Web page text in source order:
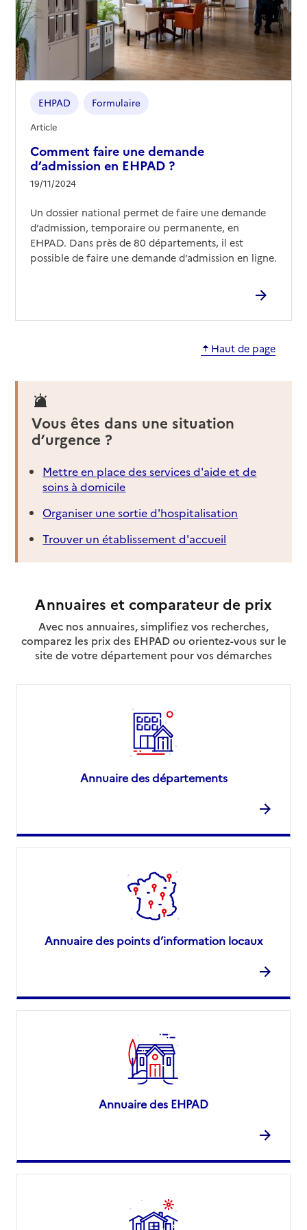
Comment faire une demande
d’admission en EHPAD ?
19/11/2024
EHPAD Formulaire
Article
Un dossier national permet de faire une demande
d’admission, temporaire ou permanente, en
EHPAD. Dans près de 80 départements, il est
possible de faire une demande d’admission en ligne.
Haut de page
Vous êtes dans une situation
d’urgence ?
Mettre en place des services d'aide et de
soins à domicile
Organiser une sortie d'hospitalisation
Trouver un établissement d'accueil
Annuaires et comparateur de prix
Avec nos annuaires, simplifiez vos recherches,
comparez les prix des EHPAD ou orientez-vous sur le
site de votre département pour vos démarches
Annuaire des départements
Annuaire des points d’information locaux
Annuaire des EHPAD